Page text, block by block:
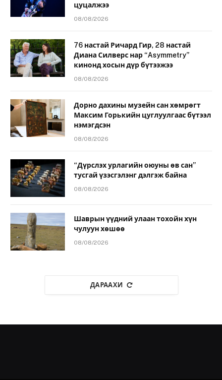
цуцалжээ
08/08/2026
76 настай Ричард Гир, 28 настай
Диана Силверс нар “Asymmetry”
кинонд хосын дүр бүтээжээ
08/08/2026
Дорно дахины музейн сан хөмрөгт
Максим Горькийн цуглуулгаас бүтээл
нэмэгдсэн
08/08/2026
“Дүрслэх урлагийн оюуны өв сан”
тусгай үзэсгэлэнг дэлгэж байна
08/08/2026
Шаврын үүдний улаан тохойн хүн
чулуун хөшөө
08/08/2026
ДАРААХИ